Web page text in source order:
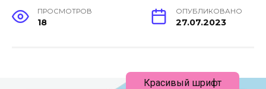
ПРОСМОТРОВ
18
ОПУБЛИКОВАНО
27.07.2023
Красивый шрифт